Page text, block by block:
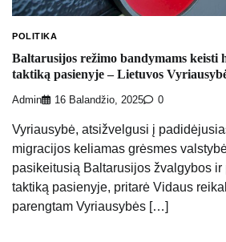
POLITIKA
Baltarusijos režimo bandymams keisti
taktiką pasienyje – Lietuvos
Admin 16 Balandžio, 2025 0
Vyriausybė, atsižvelgusi į
migracijos keliamas grėsmes
pasikeitusią Baltarusijos žvalgybos
taktiką pasienyje, pritarė Vidaus
parengtam Vyriausybės […]